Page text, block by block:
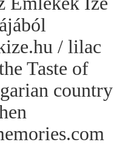
/ lilac
Taste of
country